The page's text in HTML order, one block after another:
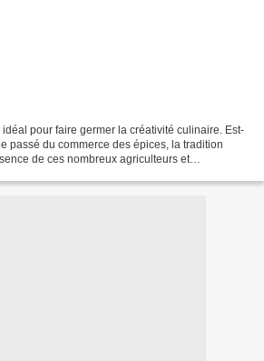
pour faire germer la créativité culinaire. Est-
passé du commerce des épices, la tradition
de ces nombreux agriculteurs et